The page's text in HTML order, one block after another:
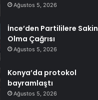
Ağustos 5, 2026
İnce’den Partililere Sakin
Olma Çağrısı
Ağustos 5, 2026
Konya’da protokol
bayramlaştı
Ağustos 5, 2026